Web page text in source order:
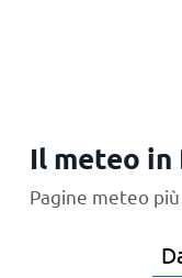
Il meteo in
Pagine meteo